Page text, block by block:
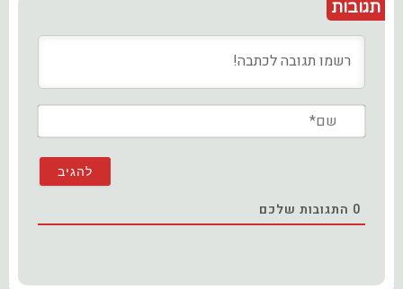
תגובות
0 התגובות שלכם